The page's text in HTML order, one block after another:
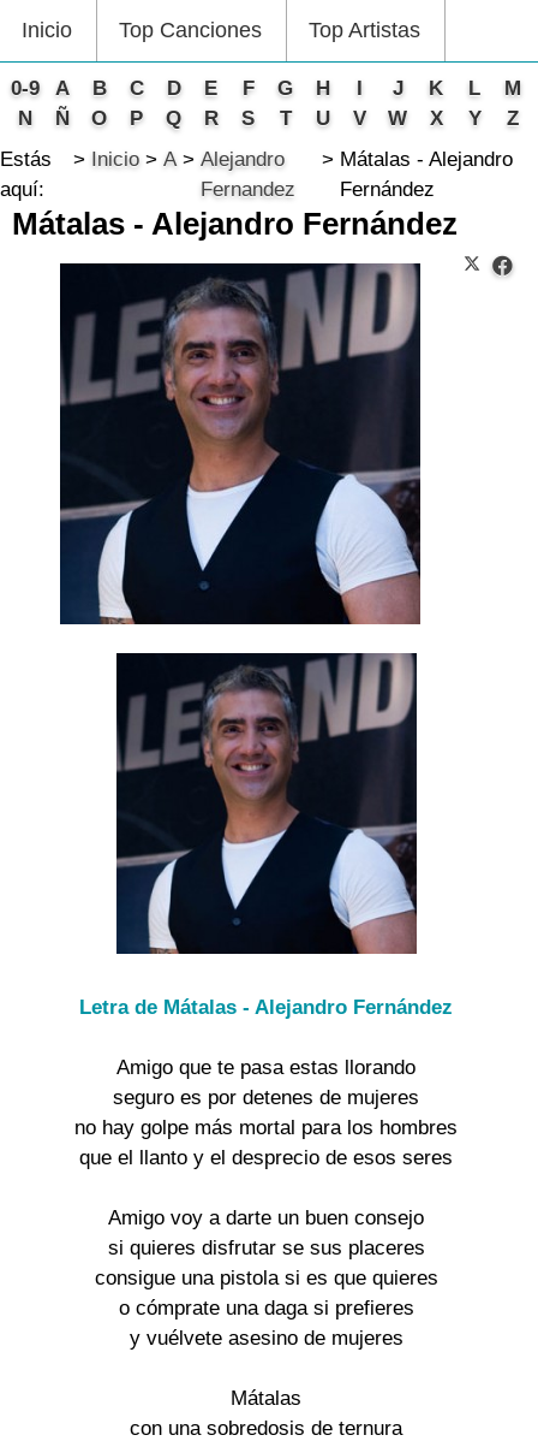
Inicio Top Canciones Top Artistas
0-9 A B C D E F G H I J K L
M
N
Ñ O P Q R S T U V W X Y
Z
Estás
aquí:
Inicio A
Alejandro
Fernandez
Mátalas - Alejandro
Fernández
Mátalas - Alejandro Fernández
Letra de Mátalas - Alejandro Fernández
Amigo que te pasa estas llorando
seguro es por detenes de mujeres
no hay golpe más mortal para los hombres
que el llanto y el desprecio de esos seres
Amigo voy a darte un buen consejo
si quieres disfrutar se sus placeres
consigue una pistola si es que quieres
o cómprate una daga si prefieres
y vuélvete asesino de mujeres
Mátalas
con una sobredosis de ternura